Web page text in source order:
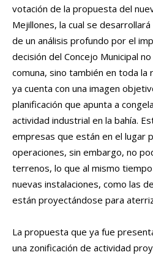
votación de la propuesta del
Mejillones, la cual se
de un análisis profundo por el
decisión del Concejo Municipal
comuna, sino también en toda la
ya cuenta con una imagen
planificación que apunta a
actividad industrial en la bahía.
empresas que están en el lugar
operaciones, sin embargo, no
terrenos, lo que al mismo
nuevas instalaciones, como las
están proyectándose para
La propuesta que ya fue
una zonificación de actividad